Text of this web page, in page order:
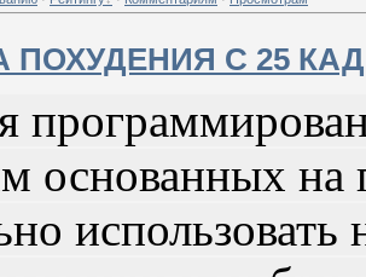
ПОХУДЕНИЯ С 25
основанных на